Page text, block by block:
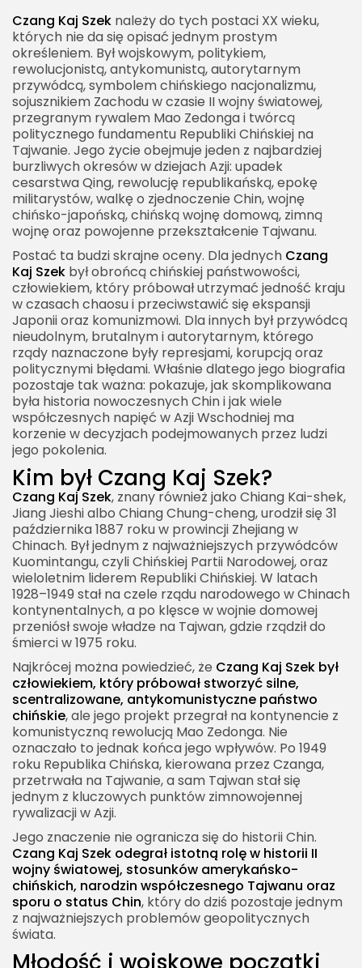
Czang Kaj Szek należy do tych postaci XX wieku,
których nie da się opisać jednym prostym
określeniem. Był wojskowym, politykiem,
rewolucjonistą, antykomunistą, autorytarnym
przywódcą, symbolem chińskiego nacjonalizmu,
sojusznikiem Zachodu w czasie II wojny światowej,
przegranym rywalem Mao Zedonga i twórcą
politycznego fundamentu Republiki Chińskiej na
Tajwanie. Jego życie obejmuje jeden z najbardziej
burzliwych okresów w dziejach Azji: upadek
cesarstwa Qing, rewolucję republikańską, epokę
militarystów, walkę o zjednoczenie Chin, wojnę
chińsko-japońską, chińską wojnę domową, zimną
wojnę oraz powojenne przekształcenie Tajwanu.
Postać ta budzi skrajne oceny. Dla jednych Czang
Kaj Szek był obrońcą chińskiej państwowości,
człowiekiem, który próbował utrzymać jedność kraju
w czasach chaosu i przeciwstawić się ekspansji
Japonii oraz komunizmowi. Dla innych był przywódcą
nieudolnym, brutalnym i autorytarnym, którego
rządy naznaczone były represjami, korupcją oraz
politycznymi błędami. Właśnie dlatego jego biografia
pozostaje tak ważna: pokazuje, jak skomplikowana
była historia nowoczesnych Chin i jak wiele
współczesnych napięć w Azji Wschodniej ma
korzenie w decyzjach podejmowanych przez ludzi
jego pokolenia.
Kim był Czang Kaj Szek?
Czang Kaj Szek, znany również jako Chiang Kai-shek,
Jiang Jieshi albo Chiang Chung-cheng, urodził się 31
października 1887 roku w prowincji Zhejiang w
Chinach. Był jednym z najważniejszych przywódców
Kuomintangu, czyli Chińskiej Partii Narodowej, oraz
wieloletnim liderem Republiki Chińskiej. W latach
1928–1949 stał na czele rządu narodowego w Chinach
kontynentalnych, a po klęsce w wojnie domowej
przeniósł swoje władze na Tajwan, gdzie rządził do
śmierci w 1975 roku.
Najkrócej można powiedzieć, że Czang Kaj Szek był
człowiekiem, który próbował stworzyć silne,
scentralizowane, antykomunistyczne państwo
chińskie, ale jego projekt przegrał na kontynencie z
komunistyczną rewolucją Mao Zedonga. Nie
oznaczało to jednak końca jego wpływów. Po 1949
roku Republika Chińska, kierowana przez Czanga,
przetrwała na Tajwanie, a sam Tajwan stał się
jednym z kluczowych punktów zimnowojennej
rywalizacji w Azji.
Jego znaczenie nie ogranicza się do historii Chin.
Czang Kaj Szek odegrał istotną rolę w historii II
wojny światowej, stosunków amerykańsko-
chińskich, narodzin współczesnego Tajwanu oraz
sporu o status Chin, który do dziś pozostaje jednym
z najważniejszych problemów geopolitycznych
świata.
Wizerunek Czang Kaj Szeka w Chinach, na
Tajwanie i na świecie
Życie prywatne i rola Song Meiling
Kontrowersje wokół Czang Kaj Szeka
Znaczenie Czang Kaj Szeka dla historii Chin
Czang Kaj Szek a współczesny Tajwan
Jak oceniać Czang Kaj Szeka?
Dziedzictwo Czang Kaj Szeka